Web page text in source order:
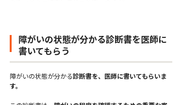
障がいの状態が分かる診断書を医師に
書いてもらう
障がいの状態が分かる診断書を、医師に書いてもらいま
す。